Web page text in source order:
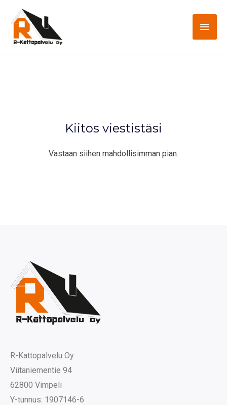
sisältöön
Kiitos viestistäsi
Vastaan siihen mahdollisimman pian.
R-Kattopalvelu Oy
Viitaniementie 94
62800 Vimpeli
Y-tunnus: 1907146-6